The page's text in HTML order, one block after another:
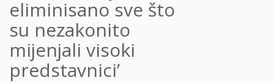
eliminisano sve što
su nezakonito
mijenjali visoki
predstavnici’